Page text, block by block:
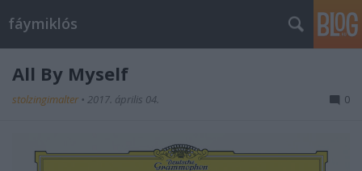
fáymiklós
All By Myself
stolzingimalter • 2017. április 04. 0